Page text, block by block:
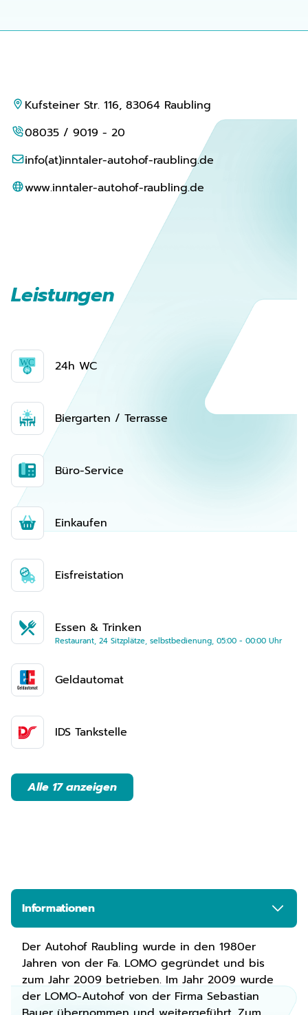
Kufsteiner Str. 116, 83064 Raubling
08035 / 9019 - 20
info(at)inntaler-autohof-raubling.de
www.inntaler-autohof-raubling.de
Leistungen
24h WC
Biergarten / Terrasse
Büro-Service
Einkaufen
Eisfreistation
Essen & Trinken
Restaurant, 24 Sitzplätze, selbstbedienung, 05:00 - 00:00 Uhr
Geldautomat
IDS Tankstelle
Alle 17 anzeigen
Informationen
Der Autohof Raubling wurde in den 1980er
Jahren von der Fa. LOMO gegründet und bis
zum Jahr 2009 betrieben. Im Jahr 2009 wurde
der LOMO-Autohof von der Firma Sebastian